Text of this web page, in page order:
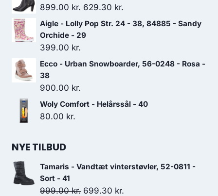
899.00kr. Den
oprindelige
pris
899.00 kr..
629.30 kr.
aktuelle
629.30 kr..
Aigle - Lolly Pop Str. 24 - 38, 84885 - Sandy
Orchide - 29
399.00 kr.
Ecco - Urban Snowboarder, 56-0248 - Rosa -
38
900.00 kr.
Woly Comfort - Helårssål - 40
80.00 kr.
NYE TILBUD
Tamaris - Vandtæt vinterstøvler, 52-0811 -
Sort - 41
999.00kr. Den
699.30 kr.